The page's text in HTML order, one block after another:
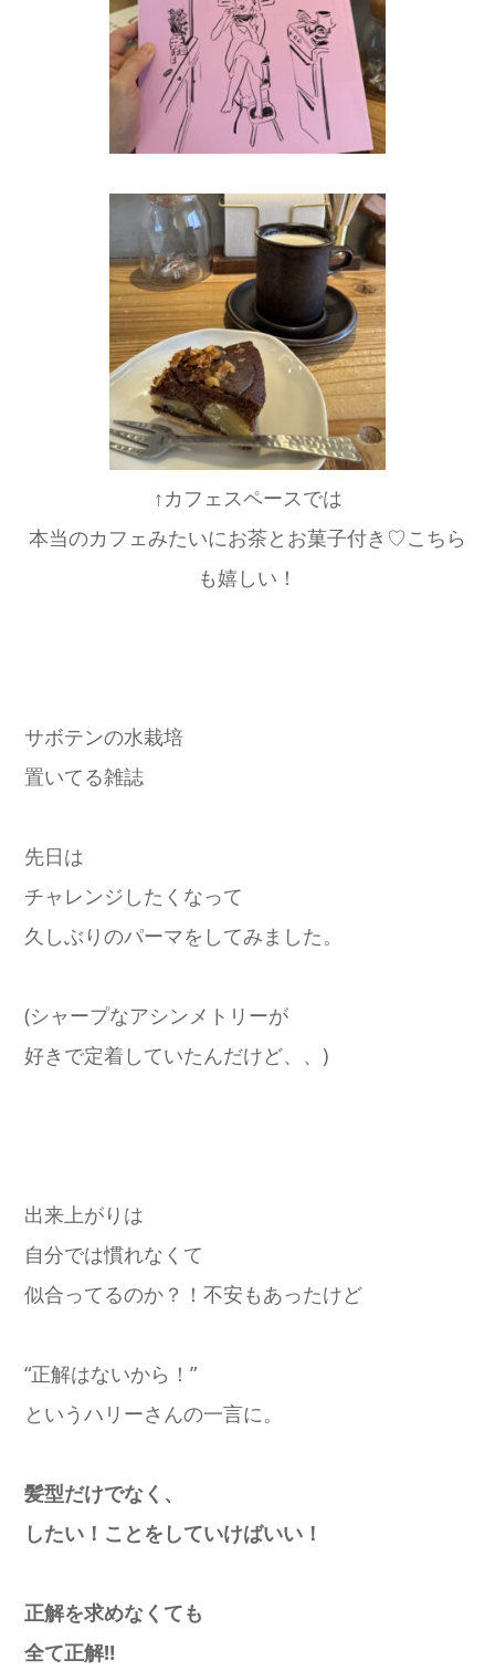
↑カフェスペースでは
本当のカフェみたいにお茶とお菓子付き♡こちら
も嬉しい！
サボテンの水栽培
置いてる雑誌
先日は
チャレンジしたくなって
久しぶりのパーマをしてみました。
(シャープなアシンメトリーが
好きで定着していたんだけど、、)
出来上がりは
自分では慣れなくて
似合ってるのか？！不安もあったけど
“正解はないから！”
というハリーさんの一言に。
髪型だけでなく、
したい！ことをしていけばいい！
正解を求めなくても
全て正解‼️